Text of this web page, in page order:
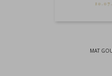
MAT